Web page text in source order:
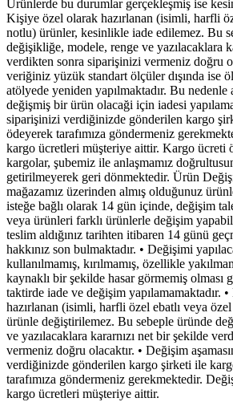
Ürünlerde bu durumlar gerçekleşmiş ise
Kişiye özel olarak hazırlanan (isimli, harfli
notlu) ürünler, kesinlikle iade edilemez. Bu
değişikliğe, modele, renge ve yazılacaklara
verdikten sonra siparişinizi vermeniz doğru
veriğiniz yüzük standart ölçüler dışında ise
atölyede yeniden yapılmaktadır. Bu nedenle
değişmiş bir ürün olacaği için iadesi
siparişinizi verdiğinizde gönderilen kargo
ödeyerek tarafımıza göndermeniz
kargo ücretleri müşteriye aittir. Kargo ücreti
kargolar, şubemiz ile anlaşmamız
getirilmeyerek geri dönmektedir. Ürün
mağazamız üzerinden almış olduğunuz
isteğe bağlı olarak 14 gün içinde, değişim
veya ürünleri farklı ürünlerle değişim
teslim aldığınız tarihten itibaren 14 günü
hakkınız son bulmaktadır. • Değişimi
kullanılmamış, kırılmamış, özellikle
kaynaklı bir şekilde hasar görmemiş olması
taktirde iade ve değişim yapılamamaktadır.
hazırlanan (isimli, harfli özel ebatlı veya
ürünle değiştirilemez. Bu sebeple üründe
ve yazılacaklara kararnızı net bir şekilde
vermeniz doğru olacaktır. • Değişim
verdiğinizde gönderilen kargo şirketi ile
tarafımıza göndermeniz gerekmektedir.
kargo ücretleri müşteriye aittir.